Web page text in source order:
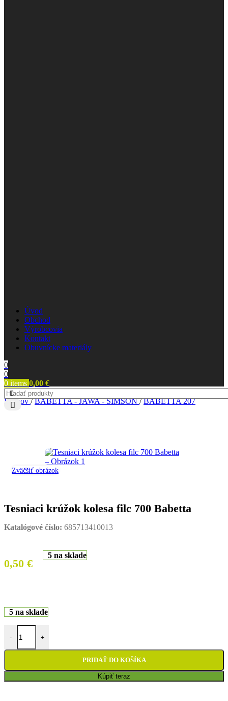
Úvod
Obchod
Výrobcovia
Kontakt
Obuvnícke materiály
0
0
0 items 0,00 €
Domov/ BABETTA - JAWA - SIMSON/ BABETTA 207
Zväčšiť obrázok
Tesniaci krúžok kolesa filc 700 Babetta
Katalógové číslo: 685713410013
0,50 €
5 na sklade
5 na sklade
- +
PRIDAŤ DO KOŠÍKA
Kúpiť teraz